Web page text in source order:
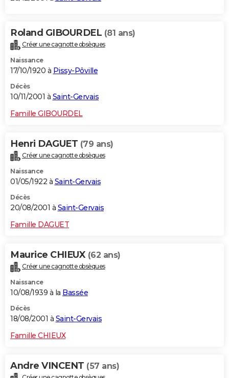
Roland GIBOURDEL (81 ans)
Créer une cagnotte obsèques
Naissance
17/10/1920 à Pissy-Pôville
Décès
10/11/2001 à Saint-Gervais
Famille GIBOURDEL
Henri DAGUET (79 ans)
Créer une cagnotte obsèques
Naissance
01/05/1922 à Saint-Gervais
Décès
20/08/2001 à Saint-Gervais
Famille DAGUET
Maurice CHIEUX (62 ans)
Créer une cagnotte obsèques
Naissance
10/08/1939 à la Bassée
Décès
18/08/2001 à Saint-Gervais
Famille CHIEUX
Andre VINCENT (57 ans)